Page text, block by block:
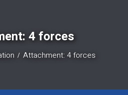
4 forces
Attachment: 4 forces